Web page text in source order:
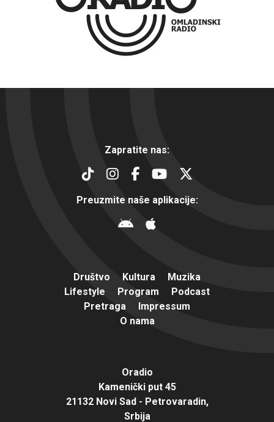
Zapratite nas:
Preuzmite naše aplikacije:
Društvo Kultura
Muzika
Lifestyle
Program
Podcast
Pretraga
Impressum
O nama
Oradio
Kamenički put 45
21132 Novi Sad - Petrovaradin,
Srbija